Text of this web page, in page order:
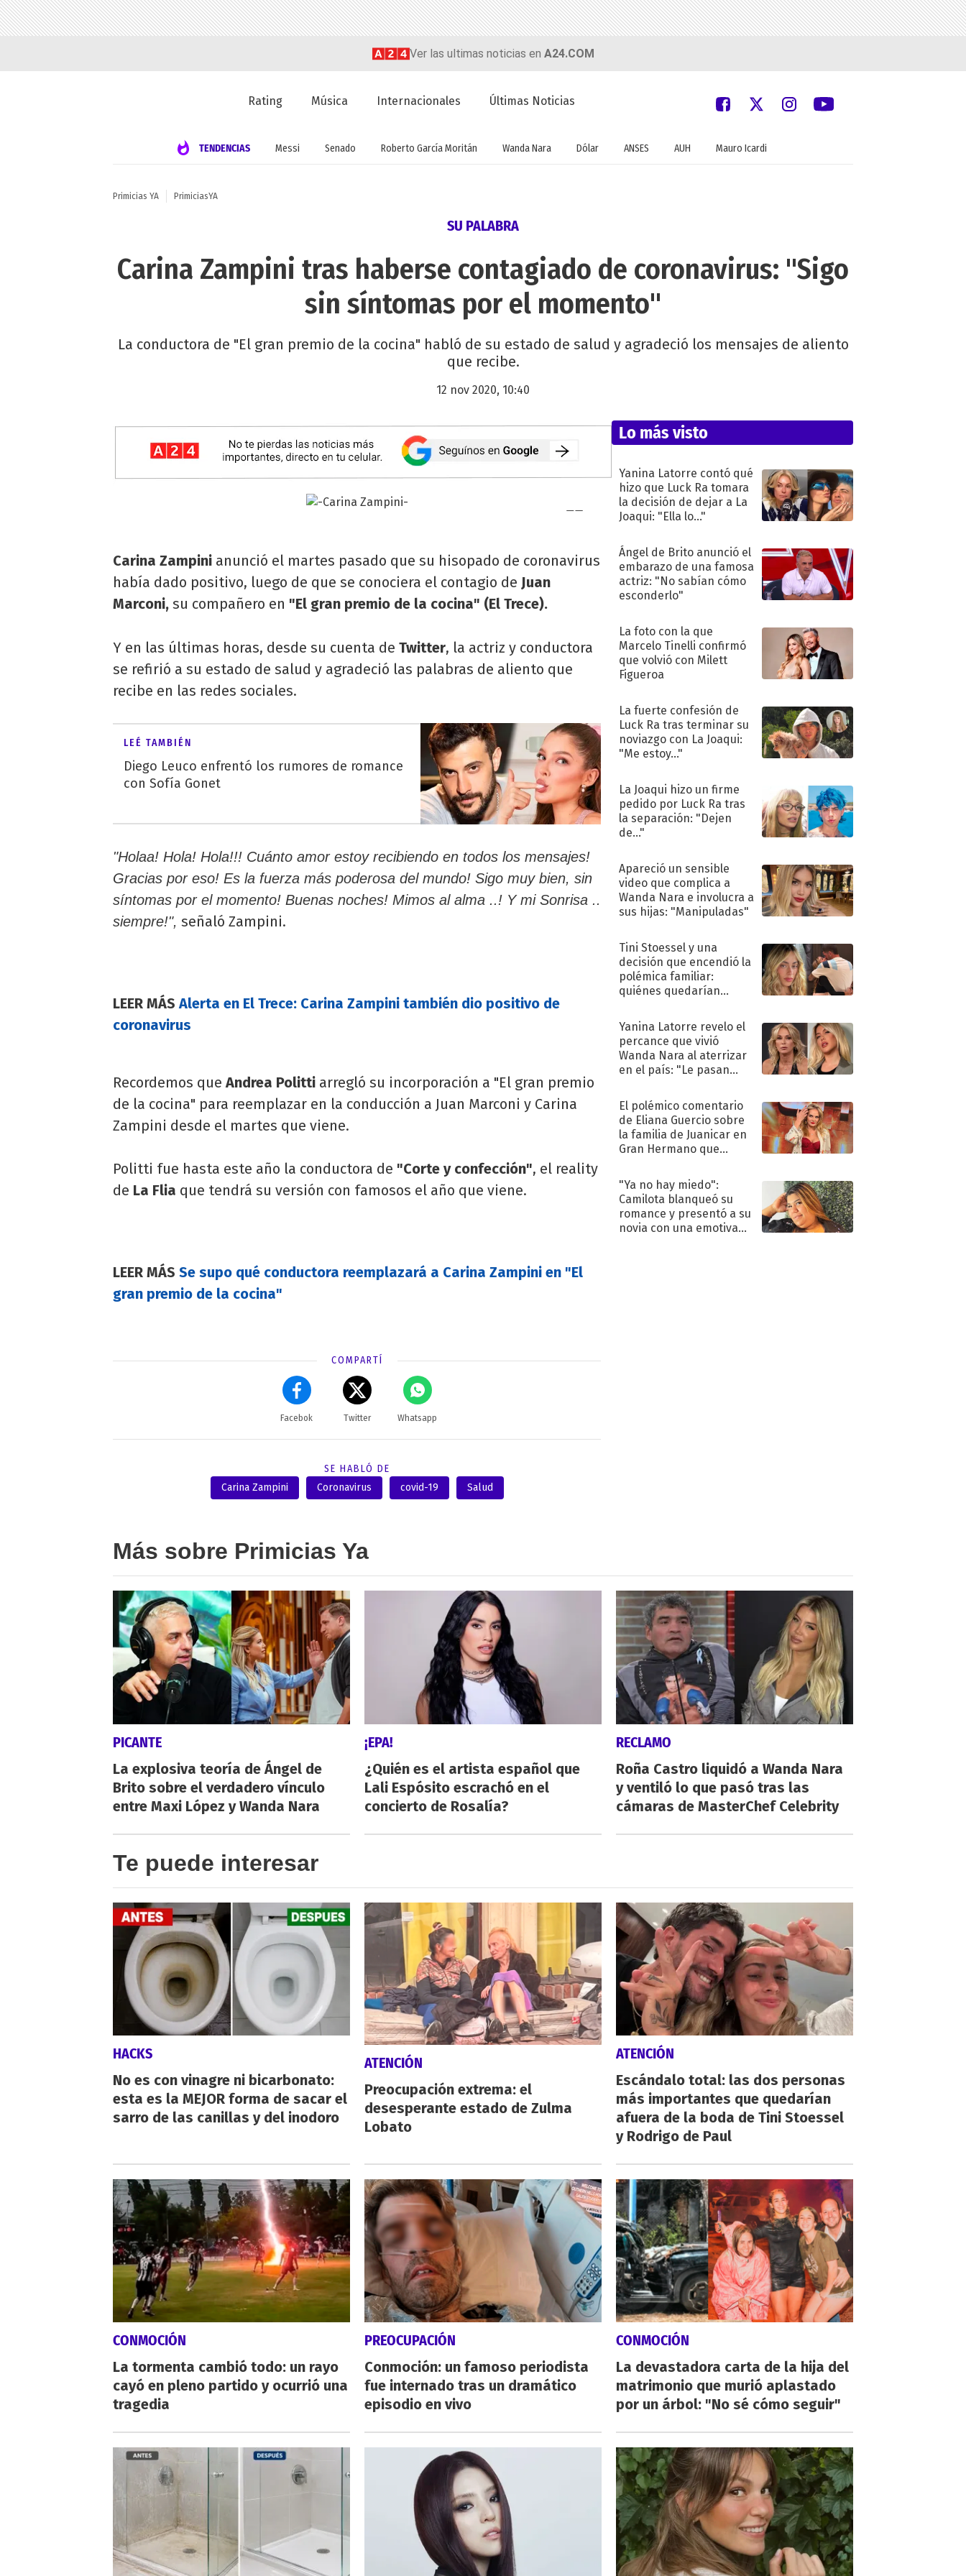
Ver las ultimas noticias en A24.COM
Rating Música Internacionales Últimas Noticias
TENDENCIAS Messi Senado Roberto García Moritán Wanda Nara Dólar ANSES AUH Mauro Icardi
Primicias YA PrimiciasYA
SU PALABRA
Carina Zampini tras haberse contagiado de coronavirus: "Sigo
sin síntomas por el momento"
La conductora de "El gran premio de la cocina" habló de su estado de salud y agradeció los mensajes de aliento
que recibe.
12 nov 2020, 10:40
Carina Zampini anunció el martes pasado que su hisopado de coronavirus
había dado positivo, luego de que se conociera el contagio de Juan
Marconi, su compañero en "El gran premio de la cocina" (El Trece).
Y en las últimas horas, desde su cuenta de Twitter, la actriz y conductora
se refirió a su estado de salud y agradeció las palabras de aliento que
recibe en las redes sociales.
LEÉ TAMBIÉN
Diego Leuco enfrentó los rumores de romance
con Sofía Gonet
"Holaa! Hola! Hola!!! Cuánto amor estoy recibiendo en todos los mensajes!
Gracias por eso! Es la fuerza más poderosa del mundo! Sigo muy bien, sin
síntomas por el momento! Buenas noches! Mimos al alma ..! Y mi Sonrisa ..
siempre!", señaló Zampini.
LEER MÁS Alerta en El Trece: Carina Zampini también dio positivo de
coronavirus
Recordemos queAndrea Politti arregló su incorporación a "El gran premio
de la cocina" para reemplazar en la conducción a Juan Marconi y Carina
Zampini desde el martes que viene.
Politti fue hasta este año la conductora de "Corte y confección", el reality
de La Flia que tendrá su versión con famosos el año que viene.
LEER MÁS Se supo qué conductora reemplazará a Carina Zampini en "El
gran premio de la cocina"
COMPARTÍ
Facebok Twitter Whatsapp
SE HABLÓ DE
Carina Zampini
Coronavirus covid-19 Salud
Lo más visto
Yanina Latorre contó qué
hizo que Luck Ra tomara
la decisión de dejar a La
Joaqui: "Ella lo..."
Ángel de Brito anunció el
embarazo de una famosa
actriz: "No sabían cómo
esconderlo"
La foto con la que
Marcelo Tinelli confirmó
que volvió con Milett
Figueroa
La fuerte confesión de
Luck Ra tras terminar su
noviazgo con La Joaqui:
"Me estoy..."
La Joaqui hizo un firme
pedido por Luck Ra tras
la separación: "Dejen
de..."
Apareció un sensible
video que complica a
Wanda Nara e involucra a
sus hijas: "Manipuladas"
Tini Stoessel y una
decisión que encendió la
polémica familiar:
quiénes quedarían
Yanina Latorre revelo el
percance que vivió
Wanda Nara al aterrizar
en el país: "Le pasan
El polémico comentario
de Eliana Guercio sobre
la familia de Juanicar en
Gran Hermano que
"Ya no hay miedo":
Camilota blanqueó su
romance y presentó a su
novia con una emotiva
Más sobre Primicias Ya
PICANTE
La explosiva teoría de Ángel de
Brito sobre el verdadero vínculo
entre Maxi López y Wanda Nara
¡EPA!
¿Quién es el artista español que
Lali Espósito escrachó en el
concierto de Rosalía?
RECLAMO
Roña Castro liquidó a Wanda Nara
y ventiló lo que pasó tras las
cámaras de MasterChef Celebrity
Te puede interesar
HACKS
No es con vinagre ni bicarbonato:
esta es la MEJOR forma de sacar el
sarro de las canillas y del inodoro
ATENCIÓN
Preocupación extrema: el
desesperante estado de Zulma
Lobato
ATENCIÓN
Escándalo total: las dos personas
más importantes que quedarían
afuera de la boda de Tini Stoessel
y Rodrigo de Paul
CONMOCIÓN
La tormenta cambió todo: un rayo
cayó en pleno partido y ocurrió una
tragedia
PREOCUPACIÓN
Conmoción: un famoso periodista
fue internado tras un dramático
episodio en vivo
CONMOCIÓN
La devastadora carta de la hija del
matrimonio que murió aplastado
por un árbol: "No sé cómo seguir"